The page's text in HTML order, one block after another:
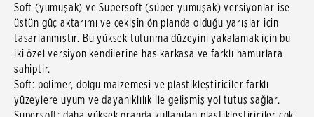
Soft (yumuşak) ve Supersoft (süper yumuşak) versiyonlar ise
üstün güç aktarımı ve çekişin ön planda olduğu yarışlar için
tasarlanmıştır. Bu yüksek tutunma düzeyini yakalamak için bu
iki özel versiyon kendilerine has karkasa ve farklı hamurlara
sahiptir.
Soft: polimer, dolgu malzemesi ve plastikleştiriciler farklı
yüzeylere uyum ve dayanıklılık ile gelişmiş yol tutuş sağlar.